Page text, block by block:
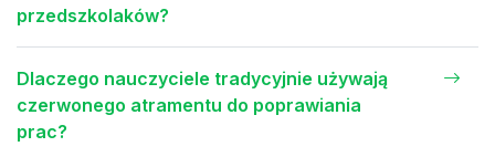
przedszkolaków?
Dlaczego nauczyciele tradycyjnie używają
czerwonego atramentu do poprawiania
prac?